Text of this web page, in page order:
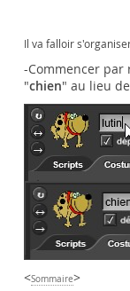
Il va falloir
-Commencer
"chien" au lieu
<Sommaire>